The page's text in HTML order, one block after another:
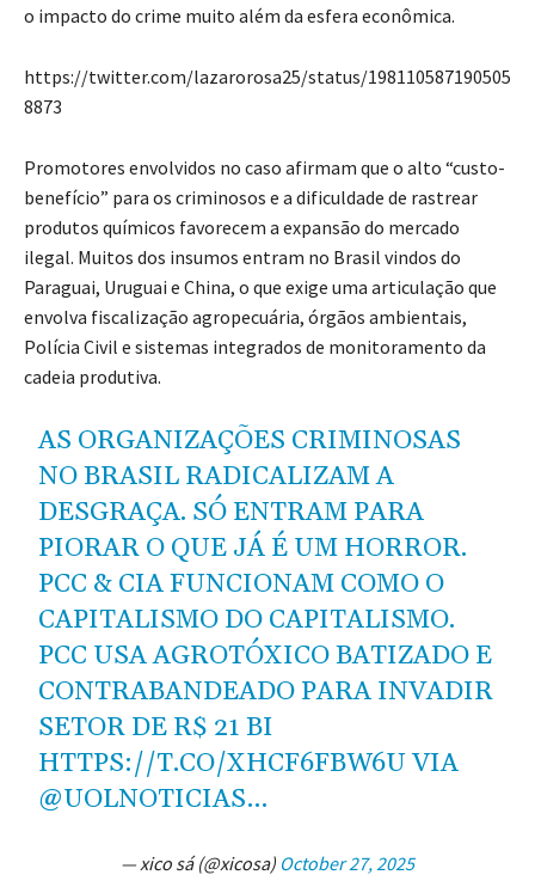
o impacto do crime muito além da esfera econômica.
https://twitter.com/lazarorosa25/status/198110587190505
8873
Promotores envolvidos no caso afirmam que o alto “custo-
benefício” para os criminosos e a dificuldade de rastrear
produtos químicos favorecem a expansão do mercado
ilegal. Muitos dos insumos entram no Brasil vindos do
Paraguai, Uruguai e China, o que exige uma articulação que
envolva fiscalização agropecuária, órgãos ambientais,
Polícia Civil e sistemas integrados de monitoramento da
cadeia produtiva.
AS ORGANIZAÇÕES CRIMINOSAS
NO BRASIL RADICALIZAM A
DESGRAÇA. SÓ ENTRAM PARA
PIORAR O QUE JÁ É UM HORROR.
PCC & CIA FUNCIONAM COMO O
CAPITALISMO DO CAPITALISMO.
PCC USA AGROTÓXICO BATIZADO E
CONTRABANDEADO PARA INVADIR
SETOR DE R$ 21 BI
HTTPS://T.CO/XHCF6FBW6UVIA
@UOLNOTICIAS…
— xico sá (@xicosa) October 27, 2025